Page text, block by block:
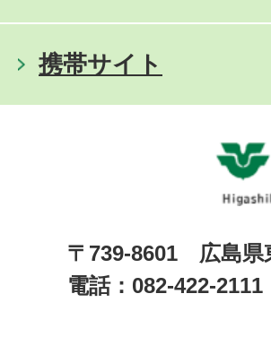
携帯サイト
〒739-8601 広島
電話：082-422-2111